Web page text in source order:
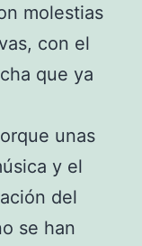
molestias
con el
que ya
unas
y el
del
se han